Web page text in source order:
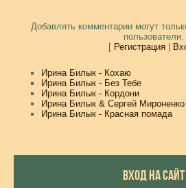
Добавлять комментарии могут
пользователи.
[ Регистрация|
Ирина Билык - Кохаю
Ирина Билык - Без Тебе
Ирина Билык - Кордони
Ирина Билык & Сергей
Ирина Билык - Красная помада
ВХОД НА САЙТ